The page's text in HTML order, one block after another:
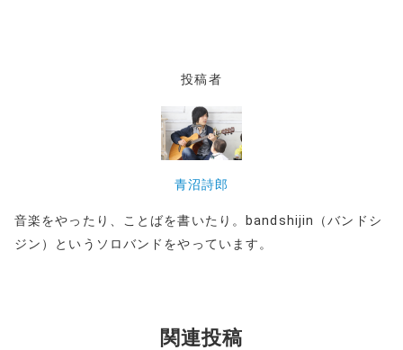
投稿者
青沼詩郎
音楽をやったり、ことばを書いたり。bandshijin（バンドシ
ジン）というソロバンドをやっています。
関連投稿